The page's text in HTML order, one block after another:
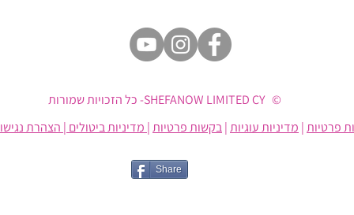
© SHEFANOW LIMITED CY- כל הזכויות שמורות
פרטיות| מדיניות עוגיות|בקשות פרטיות| מדיניות ביטולים | הצהרת
Share